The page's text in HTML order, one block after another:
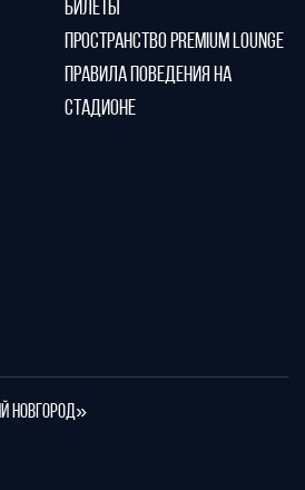
БИЛЕТЫ
ПРОСТРАНСТВО PREMIUM LOUNGE
ПРАВИЛА ПОВЕДЕНИЯ НА
СТАДИОНЕ
НОВГОРОД»